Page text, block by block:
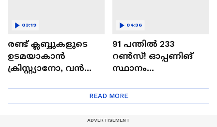
രണ്ട്‌ ക്ലബ്ബുകളുടെ
ഉടമയാകാന്‍
ക്രിസ്റ്റ്യാനോ, വന്‍
പദ്ധതികള്‍ | Cristiano
Ronaldo
03:19
91 പന്തില്‍ 233
റണ്‍സ്! ഓപ്പണിങ്
സ്ഥാനം
അഭിഷേക് ശർമ? |
Abhishek Sharma
04:36
READ MORE